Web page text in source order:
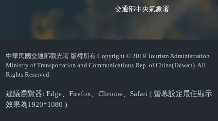
交通部中央氣象署
中華民國交通部觀光署 版權所有 Copyright © 2019 Tourism Administration
Ministry of Transportation and Communications Rep. of China(Taiwan). All
Rights Reserved.
建議瀏覽器: Edge、Firefox、Chrome、Safari ( 螢幕設定最佳顯示
效果為1920*1080 )